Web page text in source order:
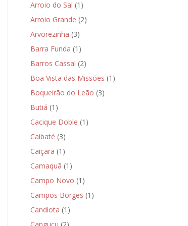
Arroio do Sal (1)
Arroio Grande (2)
Arvorezinha (3)
Barra Funda (1)
Barros Cassal (2)
Boa Vista das Missões (1)
Boqueirão do Leão (3)
Butiá (1)
Cacique Doble (1)
Caibaté (3)
Caiçara (1)
Camaquã (1)
Campo Novo (1)
Campos Borges (1)
Candiota (1)